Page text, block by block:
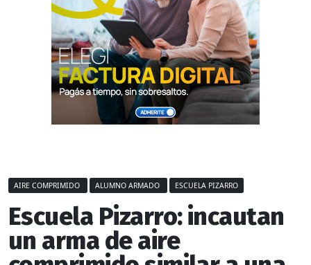
AIRE COMPRIMIDO ALUMNO ARMADO ESCUELA PIZARRO
Escuela Pizarro: incautan
un arma de aire